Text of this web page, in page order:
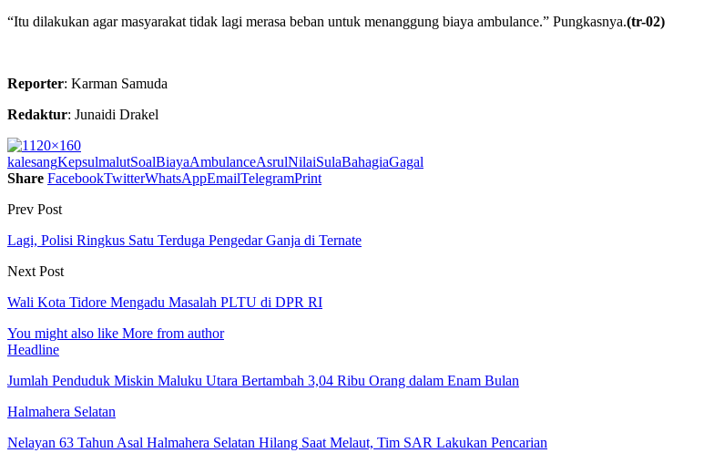
“Itu dilakukan agar masyarakat tidak lagi merasa beban untuk menanggung biaya ambulance.” Pungkasnya.(tr-02)
Reporter: Karman Samuda
Redaktur: Junaidi Drakel
kalesangKepsulmalutSoalBiayaAmbulanceAsrulNilaiSulaBahagiaGagal
Share FacebookTwitterWhatsAppEmailTelegramPrint
Prev Post
Lagi, Polisi Ringkus Satu Terduga Pengedar Ganja di Ternate
Next Post
Wali Kota Tidore Mengadu Masalah PLTU di DPR RI
You might also like More from author
Headline
Jumlah Penduduk Miskin Maluku Utara Bertambah 3,04 Ribu Orang dalam Enam Bulan
Halmahera Selatan
Nelayan 63 Tahun Asal Halmahera Selatan Hilang Saat Melaut, Tim SAR Lakukan Pencarian